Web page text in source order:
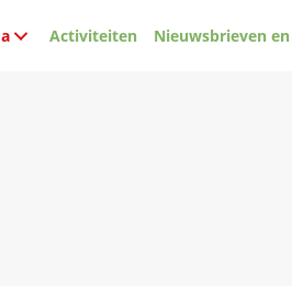
Activiteiten Nieuwsbrieven